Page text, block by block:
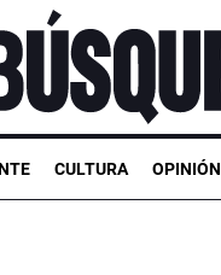
CULTURA OPINIÓN